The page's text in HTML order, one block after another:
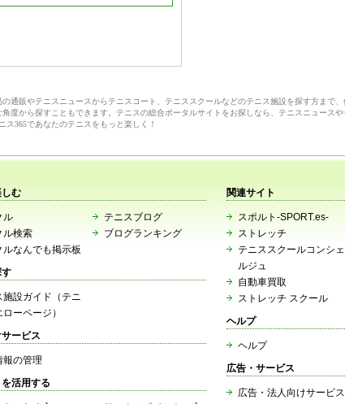
通販やテニスニュースからテニスコート、テニススクールなどのテニス施設を探す方まで、
度から探すこともできます。テニスの総合ポータルサイトをお探しなら、テニスニュース
365であなたのテニスをもっと楽しく！
む
ル
ル検索
ルなんでも掲示板
テニスブログ
ブログランキング
施設ガイド（テニ
ーページ）
ービス
報の管理
活用する
関連サイト
スポルト-SPORT.es-
ストレッチ
テニススクールコンシェ
ルジュ
自動車買取
ストレッチ スクール
ヘルプ
ヘルプ
広告・サービス
広告・法人向けサービス